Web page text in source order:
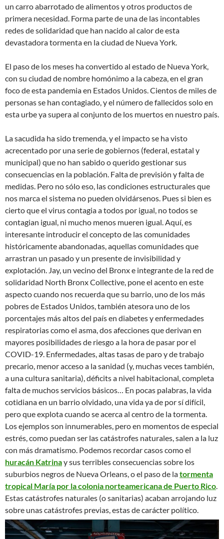
un carro abarrotado de alimentos y otros productos de
primera necesidad. Forma parte de una de las incontables
redes de solidaridad que han nacido al calor de esta
devastadora tormenta en la ciudad de Nueva York.
El paso de los meses ha convertido al estado de Nueva York,
con su ciudad de nombre homónimo a la cabeza, en el gran
foco de esta pandemia en Estados Unidos. Cientos de miles de
personas se han contagiado, y el número de fallecidos solo en
esta urbe ya supera al conjunto de los muertos en nuestro país.
La sacudida ha sido tremenda, y el impacto se ha visto
acrecentado por una serie de gobiernos (federal, estatal y
municipal) que no han sabido o querido gestionar sus
consecuencias en la población. Falta de previsión y falta de
medidas. Pero no sólo eso, las condiciones estructurales que
nos marca el sistema no pueden olvidársenos. Pues si bien es
cierto que el virus contagia a todos por igual, no todos se
contagian igual, ni mucho menos mueren igual. Aquí, es
interesante introducir el concepto de las comunidades
históricamente abandonadas, aquellas comunidades que
arrastran un pasado y un presente de invisibilidad y
explotación. Jay, un vecino del Bronx e integrante de la red de
solidaridad North Bronx Collective, pone el acento en este
aspecto cuando nos recuerda que su barrio, uno de los más
pobres de Estados Unidos, también atesora uno de los
porcentajes más altos del país en diabetes y enfermedades
respiratorias como el asma, dos afecciones que derivan en
mayores posibilidades de riesgo a la hora de pasar por el
COVID-19. Enfermedades, altas tasas de paro y de trabajo
precario, menor acceso a la sanidad (y, muchas veces también,
a una cultura sanitaria), déficits a nivel habitacional, completa
falta de muchos servicios básicos… En pocas palabras, la vida
cotidiana en un barrio olvidado, una vida ya de por sí difícil,
pero que explota cuando se acerca al centro de la tormenta.
Los ejemplos son innumerables, pero en momentos de especial
estrés, como puedan ser las catástrofes naturales, salen a la luz
con más dramatismo. Podemos recordar casos como el
huracán Katrinay sus terribles consecuencias sobre los
suburbios negros de Nueva Orleans, o el paso de latormenta
tropical María por la colonia norteamericana de Puerto Rico.
Estas catástrofes naturales (o sanitarias) acaban arrojando luz
sobre unas catástrofes previas, estas de carácter político.